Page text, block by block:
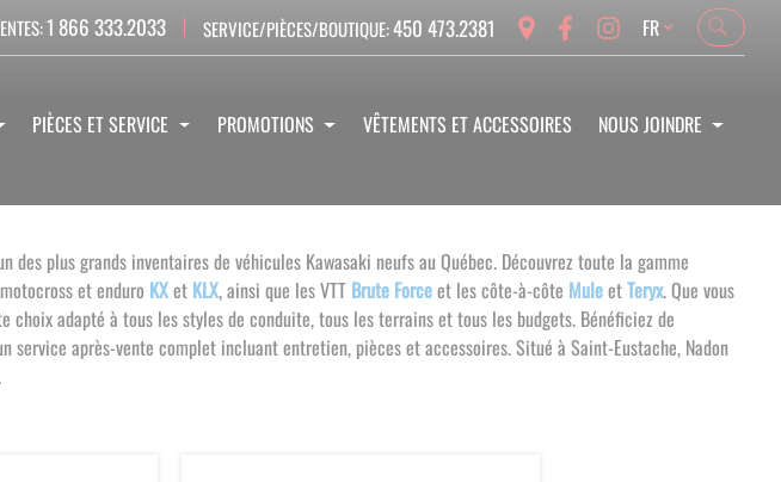
1 866 333.2033 SERVICE/PIÈCES/BOUTIQUE:450 473.2381
Search
Search
Language
FR
PIÈCES ET SERVICE PROMOTIONS VÊTEMENTS ET ACCESSOIRES NOUS JOINDRE
plus grands inventaires de véhicules Kawasaki neufs au Québec. Découvrez toute la gamme
et enduro KXet KLX, ainsi que les VTT Brute Forceet les côte-à-côte MuleetTeryx.Que vous
choix adapté à tous les styles de conduite, tous les terrains et tous les budgets. Bénéficiez de
service après-vente complet incluant entretien, pièces et accessoires. Situé à Saint-Eustache, Nadon